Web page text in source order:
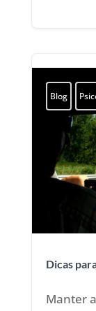
Blog
Dicas
Manter